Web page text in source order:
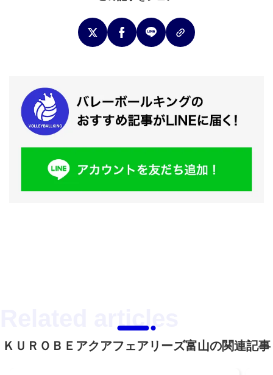
ＫＵＲＯＢＥアクアフェアリーズ富山の関連記事